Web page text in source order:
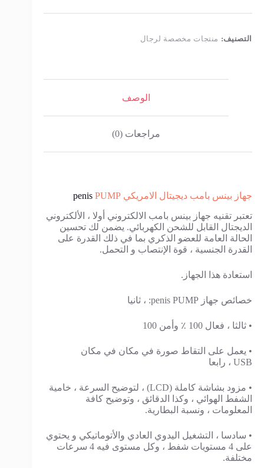
الاصلي
القضيب
التصنيف: منتجات مخصصة لرجال
الوصف
مراجعات (0)
جهاز بينس بامب ديجيتال الامريكي penis PUMP
تعتبر تقنيه جهاز بينس بامب الالكتروني أولا ، الألكتروني
الديجتال القابل للشحن الكهربائي. يضمن لك تحسين
الحالة العامة للعضو الذكري بما في ذلك القدرة على
القدرة الجنسية ، قوة الإنتصاب و التحمل.
استعادة هذا الجهاز.
خصائص جهاز penis PUMP: ، ثانيا
• ثالثا ، فعال 100 ٪ وأمن 100
• يعمل على التقاط صورة في مكان في مكان
USB ، رابعا
• مزود بشاشة كاملة (LCD) ، لتوضيح السرعة ، خامية
الشفط الهوائي ، وكذا الدقائق ، وتوضيح كافة
المعلومات ، ونسبة البطارية.
• سادسا ، التشغيل اليدوي العادي والأتوماتيكي و يحتوي
على 4 مستويات شفط ، وكل مستوى فيه 4 سرعات
مختلفة.